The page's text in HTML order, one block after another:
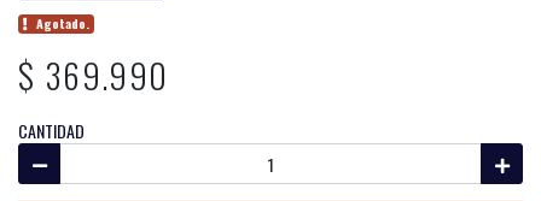
Agotado.
$ 369.990
CANTIDAD